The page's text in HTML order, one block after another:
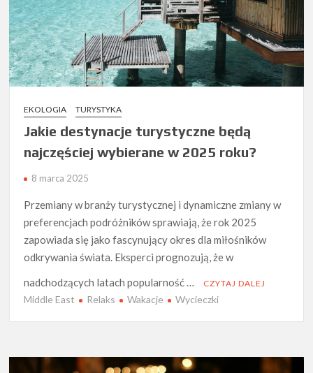
EKOLOGIA TURYSTYKA
Jakie destynacje turystyczne będą
najczęściej wybierane w 2025 roku?
8 marca 2025
Przemiany w branży turystycznej i dynamiczne zmiany w
preferencjach podróżników sprawiają, że rok 2025
zapowiada się jako fascynujący okres dla miłośników
odkrywania świata. Eksperci prognozują, że w
nadchodzących latach popularność …
CZYTAJ DALEJ
Middle East Relaks Wakacje Wycieczki